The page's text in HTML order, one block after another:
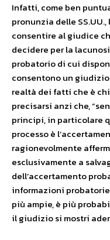
Infatti, come ben
pronunzia delle
consentire al giudice
decidere per la
probatorio di cui
consentono un
realtà dei fatti che è
precisarsi anzi che,
principi, in particolare
processo è
ragionevolmente
esclusivamente a
dell’accertamento
informazioni
più ampie, è più
il giudizio si mostri